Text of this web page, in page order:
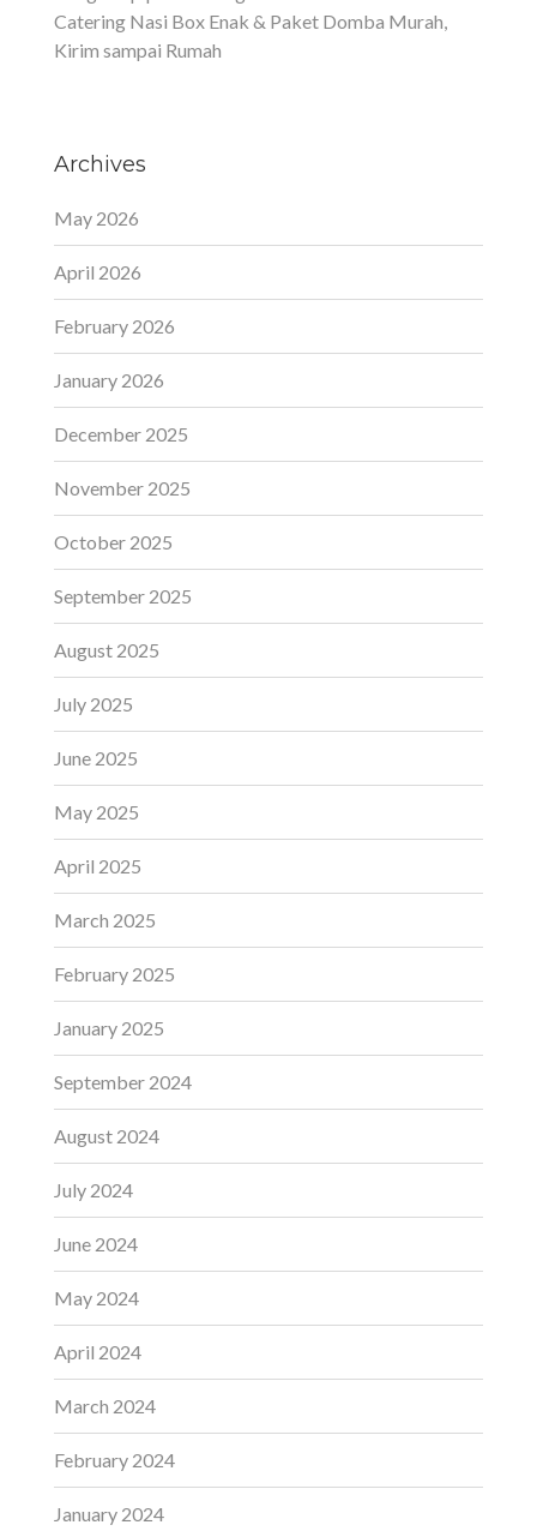
Catering Nasi Box Enak & Paket Domba Murah,
Kirim sampai Rumah
Archives
May 2026
April 2026
February 2026
January 2026
December 2025
November 2025
October 2025
September 2025
August 2025
July 2025
June 2025
May 2025
April 2025
March 2025
February 2025
January 2025
September 2024
August 2024
July 2024
June 2024
May 2024
April 2024
March 2024
February 2024
January 2024